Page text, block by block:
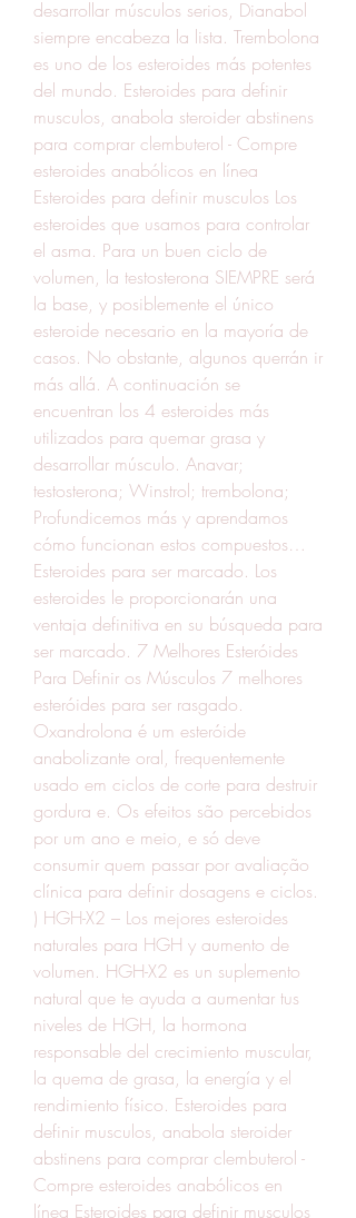
desarrollar músculos serios, Dianabol
siempre encabeza la lista. Trembolona
es uno de los esteroides más potentes
del mundo. Esteroides para definir
musculos, anabola steroider abstinens
para comprar clembuterol - Compre
esteroides anabólicos en línea
Esteroides para definir musculos Los
esteroides que usamos para controlar
el asma. Para un buen ciclo de
volumen, la testosterona SIEMPRE será
la base, y posiblemente el único
esteroide necesario en la mayoría de
casos. No obstante, algunos querrán ir
más allá. A continuación se
encuentran los 4 esteroides más
utilizados para quemar grasa y
desarrollar músculo. Anavar;
testosterona; Winstrol; trembolona;
Profundicemos más y aprendamos
cómo funcionan estos compuestos…
Esteroides para ser marcado. Los
esteroides le proporcionarán una
ventaja definitiva en su búsqueda para
ser marcado. 7 Melhores Esteróides
Para Definir os Músculos 7 melhores
esteróides para ser rasgado.
Oxandrolona é um esteróide
anabolizante oral, frequentemente
usado em ciclos de corte para destruir
gordura e. Os efeitos são percebidos
por um ano e meio, e só deve
consumir quem passar por avaliação
clínica para definir dosagens e ciclos.
) HGH-X2 – Los mejores esteroides
naturales para HGH y aumento de
volumen. HGH-X2 es un suplemento
natural que te ayuda a aumentar tus
niveles de HGH, la hormona
responsable del crecimiento muscular,
la quema de grasa, la energía y el
rendimiento físico. Esteroides para
definir musculos, anabola steroider
abstinens para comprar clembuterol -
Compre esteroides anabólicos en
línea Esteroides para definir musculos